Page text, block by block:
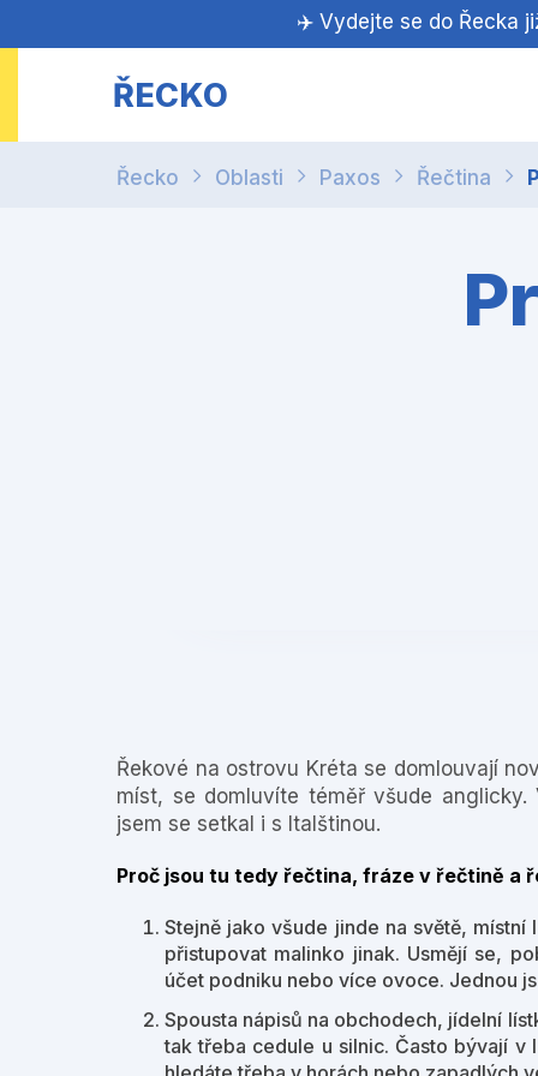
✈️ Vydejte se do Řecka
ŘECKO
Řecko Oblasti Paxos Řečtina
Řekové na ostrovu Kréta se domlouvají
míst, se domluvíte téměř všude
jsem se setkal i s Italštinou.
Proč jsou tu tedy řečtina, fráze v řečtině a
Stejně jako všude jinde na světě,
přistupovat malinko jinak. Usmějí se,
účet podniku nebo více ovoce. Jednou
Spousta nápisů na obchodech, jídelní
tak třeba cedule u silnic. Často bývají v